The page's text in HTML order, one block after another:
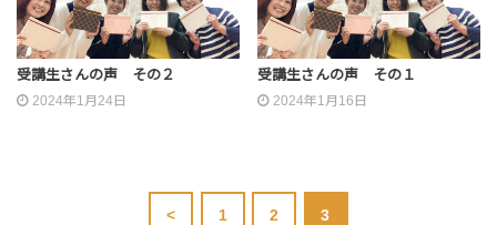
受講生さんの声 その２
2024年1月24日
受講生さんの声 その１
2024年1月16日
< 1 2 3